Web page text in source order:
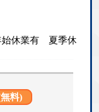
休業有 夏季休
料)